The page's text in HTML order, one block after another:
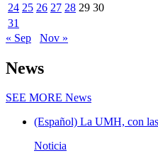
24 25 26 27 28 29 30
31
« Sep
Nov »
News
SEE MORE News
(Español) La UMH, con
Noticia